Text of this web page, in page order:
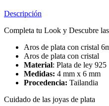
Descripción
Completa tu Look y Descubre
Aros de plata con cristal
Aros de plata con cristal
Material: Plata de ley 925
Medidas: 4 mm x 6 mm
Procedencia: Tailandia
Cuidado de las joyas de plata